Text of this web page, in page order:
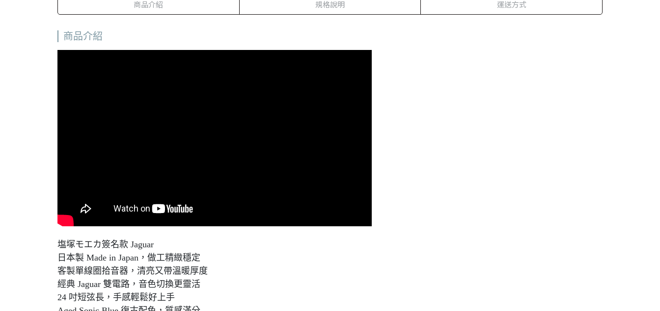
商品介紹 規格說明 運送方式
商品介紹
塩塚モエカ簽名款 Jaguar
日本製 Made in Japan，做工精緻穩定
客製單線圈拾音器，清亮又帶溫暖厚度
經典 Jaguar 雙電路，音色切換更靈活
24 吋短弦長，手感輕鬆好上手